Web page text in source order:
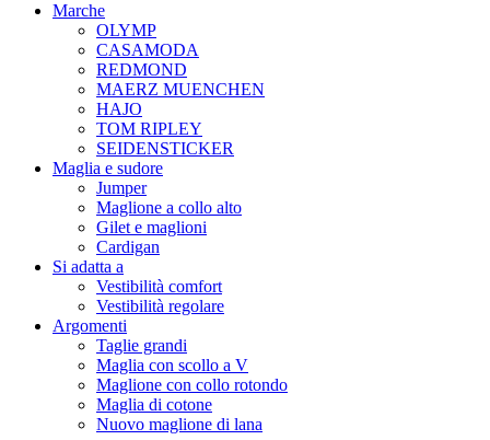
Marche
OLYMP
CASAMODA
REDMOND
MAERZ MUENCHEN
HAJO
TOM RIPLEY
SEIDENSTICKER
Maglia e sudore
Jumper
Maglione a collo alto
Gilet e maglioni
Cardigan
Si adatta a
Vestibilità comfort
Vestibilità regolare
Argomenti
Taglie grandi
Maglia con scollo a V
Maglione con collo rotondo
Maglia di cotone
Nuovo maglione di lana